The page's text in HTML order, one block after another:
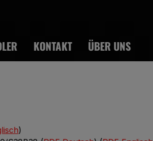
KONTAKT ÜBER UNS
)